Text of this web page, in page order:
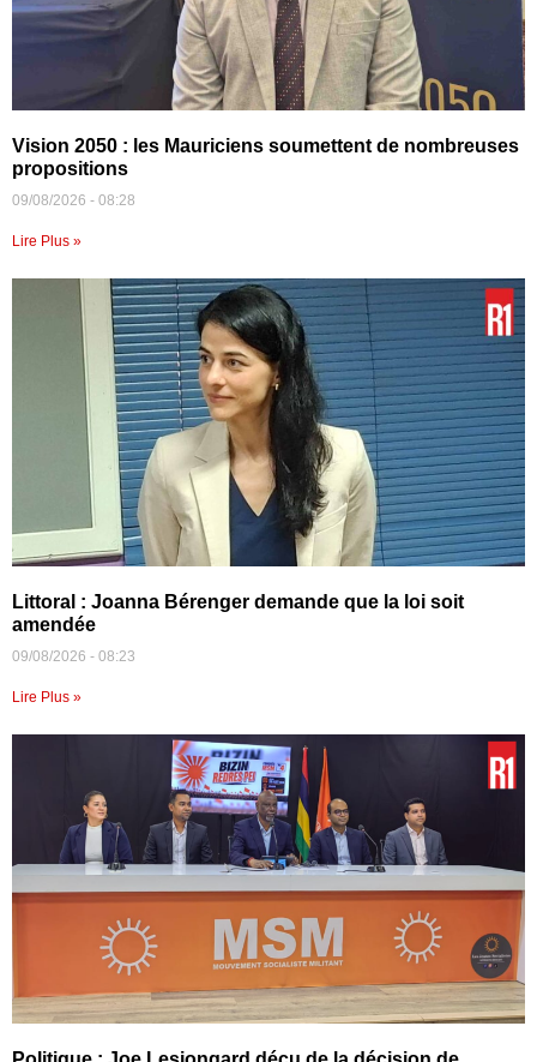
Vision 2050 : les Mauriciens soumettent de nombreuses
propositions
09/08/2026 08:28
Lire Plus »
Littoral : Joanna Bérenger demande que la loi soit
amendée
09/08/2026 08:23
Lire Plus »